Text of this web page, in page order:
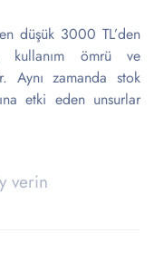
düşük 3000 TL’den
kullanım ömrü ve
Aynı zamanda stok
etki eden unsurlar
verin